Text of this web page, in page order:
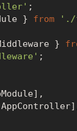
} from
'./
}
;